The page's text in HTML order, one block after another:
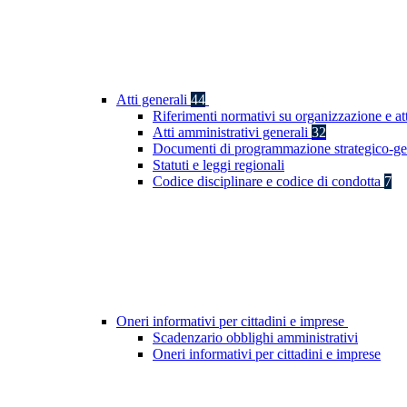
Atti generali 44
Riferimenti normativi su organizzazione e
Atti amministrativi generali 32
Documenti di programmazione strategico-
Statuti e leggi regionali
Codice disciplinare e codice di condotta 7
Oneri informativi per cittadini e imprese
Scadenzario obblighi amministrativi
Oneri informativi per cittadini e imprese